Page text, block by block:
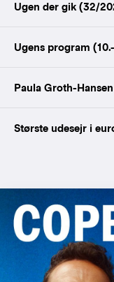
Ugen der gik (32/
Ugens program
Paula Groth-
Største udesejr i